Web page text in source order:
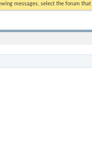
messages, select the forum